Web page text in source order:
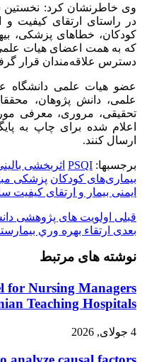
وی خاطرنشان کرد:‌ نخستین
در راستای ارتقای کیفیت و
کودکان، خطاهای پزشکی،
که به همت اعضای هیات علمی
دسترس علاقه‌مندان قرار
عضو هیات علمی دانشگاه
علمی، دانش پژوهان،
تحقیقی، مروری، معرفی
ارسال کنند.
برجسبها: PSQI اثربخشی
بیماری‌های کودکان پزشکی
ایمنی بیمار و ارتقای کیفیت
قبلی اولویت های پژوهشی
بعدی ارتقاء بهره وري
نوشته های مرتبط
for Nursing Managers
Teaching Hospitals
4 جولای, 2026